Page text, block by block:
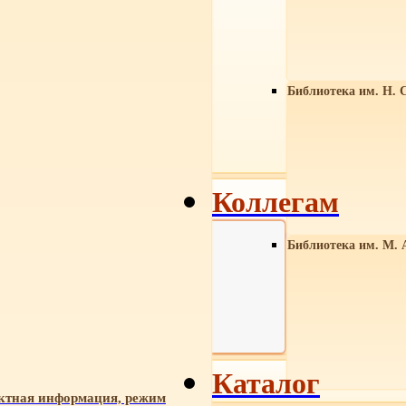
Библиотека им. Н.
Библиотека им. М.
информация, режим
Коллегам
Каталог